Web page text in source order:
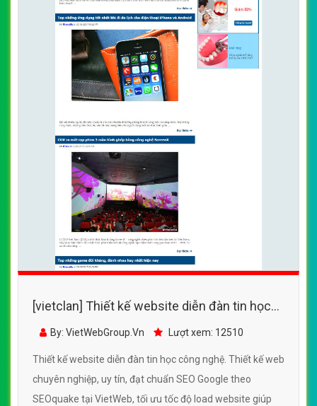
[vietclan] Thiết kế website diễn đàn tin học
công nghệ đẹp SEO tốt
By: VietWebGroup.Vn Lượt xem: 12510
Thiết kế website diễn đàn tin học công nghệ. Thiết kế web
chuyên nghiệp, uy tín, đạt chuẩn SEO Google theo
SEOquake tại VietWeb, tối ưu tốc độ load website giúp